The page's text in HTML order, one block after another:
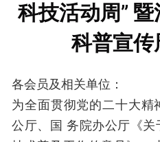
科技活动周”
科普宣传
各会员及相关单位：
为全面贯彻党的二十大精
公厅、国 务院办公厅《